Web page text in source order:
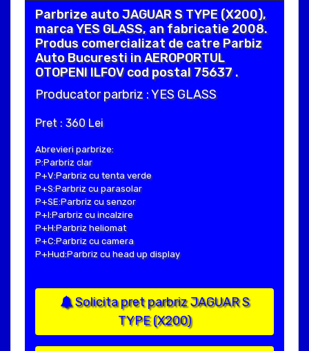
Parbrize auto JAGUAR S TYPE (X200),
marca YES GLASS, an fabricatie 2008.
Produs comercializat de catre Parbiz
Auto Bucuresti in AEROPORTUL
OTOPENI ILFOV cod postal 75637 .
Producator parbriz : YES GLASS
Pret : 360 Lei
Abrevieri parbrize:
P:Parbriz clar
P+V:Parbriz cu tenta verde
P+S:Parbriz cu parasolar
P+SE:Parbriz cu senzor
P+I:Parbriz cu incalzire
P+H:Parbriz heliomat
P+C:Parbriz cu camera
P+Hud:Parbriz cu head up display
Solicita pret parbriz JAGUAR S
TYPE (X200)